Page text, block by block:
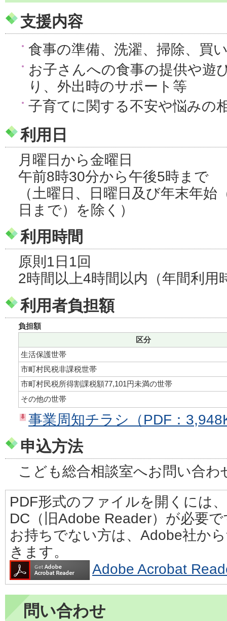
支援内容
食事の準備、洗濯、掃除、買
お子さんへの食事の提供や遊
り、外出時のサポート等
子育てに関する不安や悩みの
利用日
月曜日から金曜日
午前8時30分から午後5時まで
（土曜日、日曜日及び年末年
日まで）を除く）
利用時間
原則1日1回
2時間以上4時間以内（年間利用
利用者負担額
負担額
区分
生活保護世帯
市町村民税非課税世帯
市町村民税所得割課税額77,101円未満の世帯
その他の世帯
事業周知チラシ（PDF：
申込方法
こども総合相談室へお問い合わ
PDF形式のファイルを開くには
DC（旧Adobe Reader）が必要
お持ちでない方は、Adobe社か
きます。
Adobe Acrobat
問い合わせ